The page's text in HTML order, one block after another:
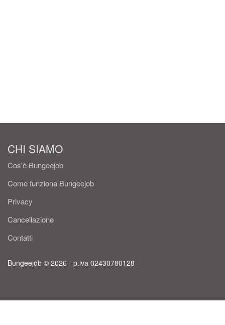
CHI SIAMO
Cos'è Bungeejob
Come funziona Bungeejob
Privacy
Cancellazione
Contatti
Bungeejob © 2026 - p.iva 02430780128